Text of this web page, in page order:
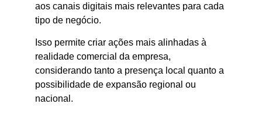
aos canais digitais mais relevantes para cada
tipo de negócio.
Isso permite criar ações mais alinhadas à
realidade comercial da empresa,
considerando tanto a presença local quanto a
possibilidade de expansão regional ou
nacional.